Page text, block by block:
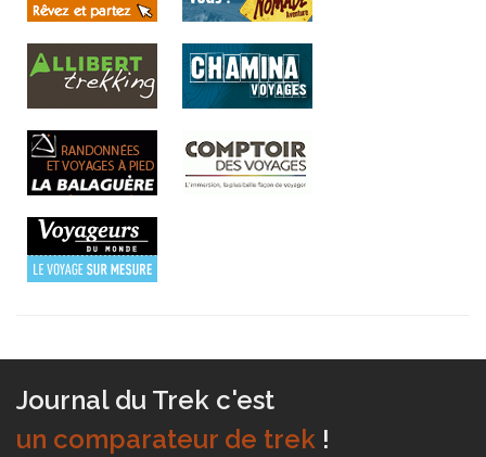
Journal du Trek c'est
un comparateur de trek !